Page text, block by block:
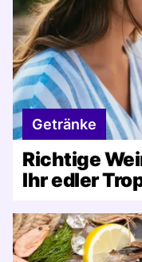
Getränke
Richtige
Ihr edler